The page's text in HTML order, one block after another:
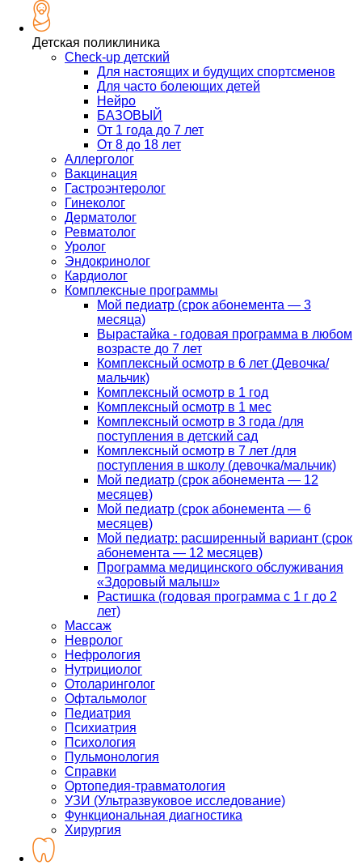
Детская поликлиника
Check-up детский
Для настоящих и будущих спортсменов
Для часто болеющих детей
Нейро
БАЗОВЫЙ
От 1 года до 7 лет
От 8 до 18 лет
Аллерголог
Вакцинация
Гастроэнтеролог
Гинеколог
Дерматолог
Ревматолог
Уролог
Эндокринолог
Кардиолог
Комплексные программы
Мой педиатр (срок абонемента — 3
месяца)
Вырастайка - годовая программа в любом
возрасте до 7 лет
Комплексный осмотр в 6 лет (Девочка/
мальчик)
Комплексный осмотр в 1 год
Комплексный осмотр в 1 мес
Комплексный осмотр в 3 года /для
поступления в детский сад
Комплексный осмотр в 7 лет /для
поступления в школу (девочка/мальчик)
Мой педиатр (срок абонемента — 12
месяцев)
Мой педиатр (срок абонемента — 6
месяцев)
Мой педиатр: расширенный вариант (срок
абонемента — 12 месяцев)
Программа медицинского обслуживания
«Здоровый малыш»
Растишка (годовая программа с 1 г до 2
лет)
Массаж
Невролог
Нефрология
Нутрициолог
Отоларинголог
Офтальмолог
Педиатрия
Психиатрия
Психология
Пульмонология
Справки
Ортопедия-травматология
УЗИ (Ультразвуковое исследование)
Функциональная диагностика
Хирургия